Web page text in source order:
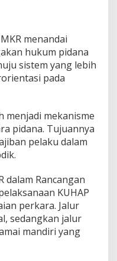
menandai
hukum pidana
sistem yang lebih
pada
menjadi mekanisme
pidana. Tujuannya
pelaku dalam
dalam Rancangan
KUHAP
perkara. Jalur
sedangkan jalur
mandiri yang